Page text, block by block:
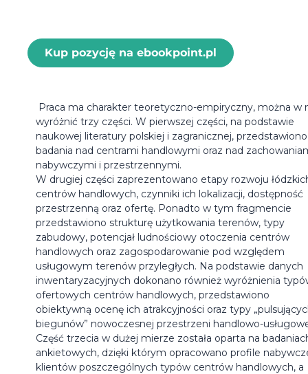
Kup pozycję na ebookpoint.pl
Praca ma charakter teoretyczno-empiryczny, można w
wyróżnić trzy części. W pierwszej części, na podstawie
naukowej literatury polskiej i zagranicznej, przedstawiono
badania nad centrami handlowymi oraz nad
nabywczymi i przestrzennymi.
W drugiej części zaprezentowano etapy rozwoju
centrów handlowych, czynniki ich lokalizacji, dostępność
przestrzenną oraz ofertę. Ponadto w tym fragmencie
przedstawiono strukturę użytkowania terenów, typy
zabudowy, potencjał ludnościowy otoczenia centrów
handlowych oraz zagospodarowanie pod względem
usługowym terenów przyległych. Na podstawie danych
inwentaryzacyjnych dokonano również wyróżnienia
ofertowych centrów handlowych, przedstawiono
obiektywną ocenę ich atrakcyjności oraz typy
biegunów” nowoczesnej przestrzeni handlowo-
Część trzecia w dużej mierze została oparta na
ankietowych, dzięki którym opracowano profile
klientów poszczególnych typów centrów handlowych, a